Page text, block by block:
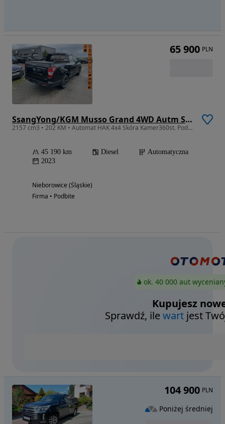
SsangYong/KGM Musso Grand 4WD Autm Sapphire
2157 cm3 • 202 KM • Automat HAK 4x4 Skóra Kamer360st. Podgrzewanie
45 190 km Diesel
Automatyczna
2023
Nieborowice (Śląskie)
Firma • Podbite
65 900 PLN
ok. 40 000 aut
Kupujesz
Sprawdź, ilewart jest
104 900 PLN
Poniżej średniej